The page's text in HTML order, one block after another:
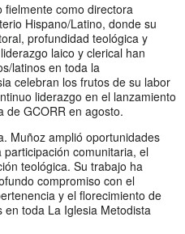
fielmente como directora
Hispano/Latino, donde su
profundidad teológica y
laico y clerical han
latinos en toda la
celebran los frutos de su labor
liderazgo en el lanzamiento
de GCORR en agosto.
Muñoz amplió oportunidades
comunitaria, el
teológica. Su trabajo ha
compromiso con el
y el florecimiento de
en toda La Iglesia Metodista